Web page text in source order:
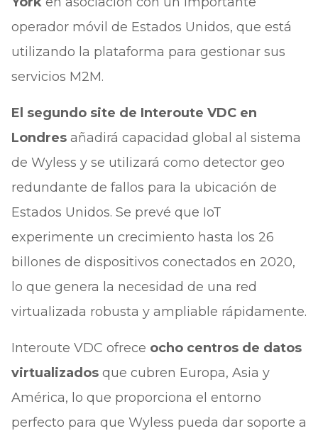
operador móvil de Estados Unidos, que está
utilizando la plataforma para gestionar sus
servicios M2M.
El segundo site de Interoute VDC en
Londres añadirá capacidad global al sistema
de Wyless y se utilizará como detector geo
redundante de fallos para la ubicación de
Estados Unidos. Se prevé que IoT
experimente un crecimiento hasta los 26
billones de dispositivos conectados en 2020,
lo que genera la necesidad de una red
virtualizada robusta y ampliable rápidamente.
Interoute VDC ofrece ocho centros de datos
virtualizados que cubren Europa, Asia y
América, lo que proporciona el entorno
perfecto para que Wyless pueda dar soporte a